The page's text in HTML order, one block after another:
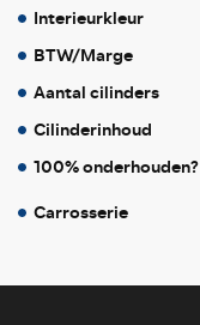
Interieurkleur
BTW/Marge
Aantal cilinders
Cilinderinhoud
100% onderhouden?
Carrosserie